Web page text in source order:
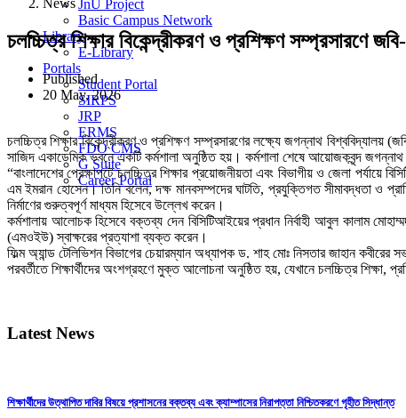
JnU Project
Basic Campus Network
Library
E-Library
Portals
Student Portal
SIRPS
JRP
ERMS
FDO CMS
G Suite
Career Portal
চলচ্চিত্র শিক্ষার বিকেন্দ্রীকরণ ও প্রশিক্ষণ সম্প্রসারণে
Published
20 May, 2026
চলচ্চিত্র শিক্ষার বিকেন্দ্রীকরণ ও প্রশিক্ষণ সম্প্রসারণের লক্ষ্যে জগন্নাথ
সাজিদ একাডেমিক ভবনে একটি কর্মশালা অনুষ্ঠিত হয়। কর্মশালা শেষে আয়োজকবৃন্দ
“বাংলাদেশের প্রেক্ষাপটে চলচ্চিত্র শিক্ষার প্রয়োজনীয়তা এবং বিভাগীয় ও জেলা
এম ইমরান হোসেন। তিনি বলেন, দক্ষ মানবসম্পদের ঘাটতি, প্রযুক্তিগত সীমাবদ্ধতা ও
নির্মাণের গুরুত্বপূর্ণ মাধ্যম হিসেবে উল্লেখ করেন।
কর্মশালায় আলোচক হিসেবে বক্তব্য দেন বিসিটিআইয়ের প্রধান নির্বাহী আবুল কালাম
(এমওইউ) স্বাক্ষরের প্রত্যাশা ব্যক্ত করেন।
ফিল্ম অ্যান্ড টেলিভিশন বিভাগের চেয়ারম্যান অধ্যাপক ড. শাহ মোঃ নিসতার জাহান
পরবর্তীতে শিক্ষার্থীদের অংশগ্রহণে মুক্ত আলোচনা অনুষ্ঠিত হয়, যেখানে চলচ্চিত্র শিক্ষা,
Latest News
শিক্ষার্থীদের উত্থাপিত দাবির বিষয়ে প্রশাসনের বক্তব্য এবং ক্যাম্পাসের নিরাপত্তা নিশ্চিতকরণে গৃহীত সিদ্ধান্ত